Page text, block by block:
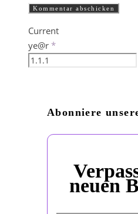
Current
ye@r *
Abonniere
neuen